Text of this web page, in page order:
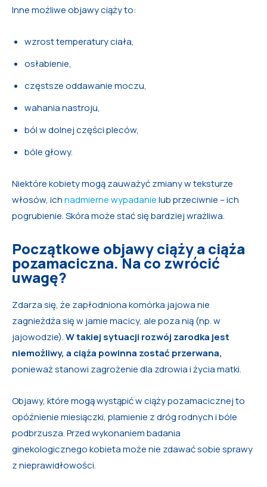
Inne możliwe objawy ciąży to:
wzrost temperatury ciała,
osłabienie,
częstsze oddawanie moczu,
wahania nastroju,
ból w dolnej części pleców,
bóle głowy.
Niektóre kobiety mogą zauważyć zmiany w teksturze
włosów, ichnadmierne wypadanielub przeciwnie – ich
pogrubienie. Skóra może stać się bardziej wrażliwa.
Początkowe objawy ciąży a ciąża
pozamaciczna. Na co zwrócić
uwagę?
Zdarza się, że zapłodniona komórka jajowa nie
zagnieżdża się w jamie macicy, ale poza nią (np. w
jajowodzie).W takiej sytuacji rozwój zarodka jest
niemożliwy, a ciąża powinna zostać przerwana,
ponieważ stanowi zagrożenie dla zdrowia i życia matki.
Objawy, które mogą wystąpić w ciąży pozamacicznej to
opóźnienie miesiączki, plamienie z dróg rodnych i bóle
podbrzusza. Przed wykonaniem badania
ginekologicznego kobieta może nie zdawać sobie sprawy
z nieprawidłowości.